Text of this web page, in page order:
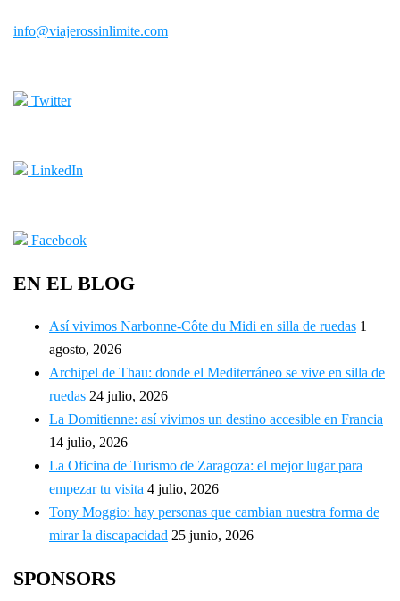
info@viajerossinlimite.com
Twitter
LinkedIn
Facebook
EN EL BLOG
Así vivimos Narbonne-Côte du Midi en silla de ruedas 1
agosto, 2026
Archipel de Thau: donde el Mediterráneo se vive en silla de
ruedas 24 julio, 2026
La Domitienne: así vivimos un destino accesible en Francia
14 julio, 2026
La Oficina de Turismo de Zaragoza: el mejor lugar para
empezar tu visita 4 julio, 2026
Tony Moggio: hay personas que cambian nuestra forma de
mirar la discapacidad 25 junio, 2026
SPONSORS